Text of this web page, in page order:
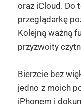
oraz iCloud. Do
przeglądarkę
Kolejną ważną
przyzwoity
Bierzcie bez
jedno z moich
iPhonem i